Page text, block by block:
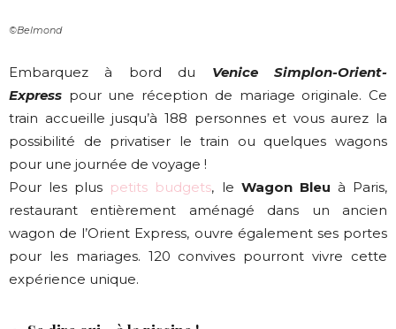
©Belmond
Embarquez à bord du Venice Simplon-Orient-
Express pour une réception de mariage originale. Ce
train accueille jusqu’à 188 personnes et vous aurez la
possibilité de privatiser le train ou quelques wagons
pour une journée de voyage !
Pour les plus petits budgets, le Wagon Bleu à Paris,
restaurant entièrement aménagé dans un ancien
wagon de l’Orient Express, ouvre également ses portes
pour les mariages. 120 convives pourront vivre cette
expérience unique.